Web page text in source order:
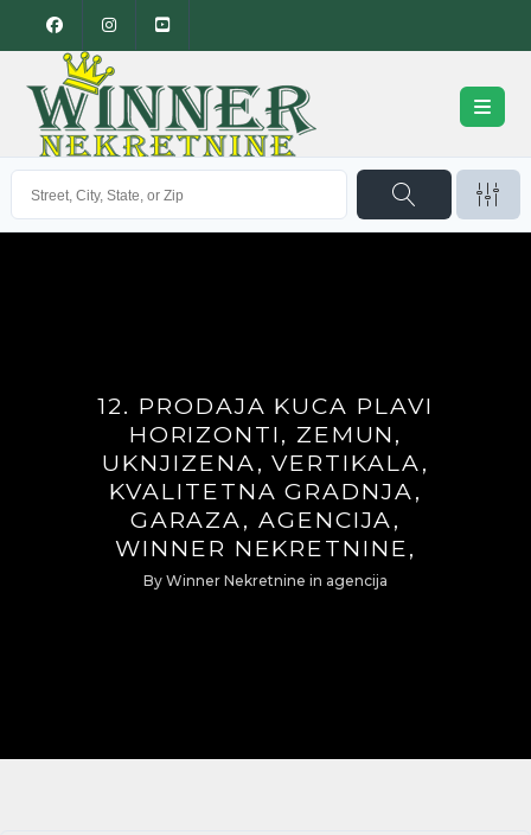
12. PRODAJA KUCA PLAVI
HORIZONTI, ZEMUN,
UKNJIZENA, VERTIKALA,
KVALITETNA GRADNJA,
GARAZA, AGENCIJA,
WINNER NEKRETNINE,
By Winner Nekretnine in agencija